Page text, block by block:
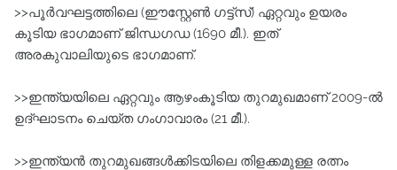
>>പൂര്‍വഘട്ടത്തിലെ (ഈസ്റ്റേണ്‍ ഗട്ട്‌സ്) ഏറ്റവും ഉയരം
കൂടിയ ഭാഗമാണ്‌ ജിന്ധഗഡ (1690 മീ.). ഇത്‌
അരകുവാലിയുടെ ഭാഗമാണ്‌.
>>ഇന്ത്യയിലെ ഏറ്റവും ആഴംകൂടിയ തുറമുഖമാണ്‌ 2009-ല്‍
ഉദ്ഘാടനം ചെയ്ത ഗംഗാവാരം (21 മീ.).
>>ഇന്ത്യന്‍ തുറമുഖങ്ങള്‍ക്കിടയിലെ തിളക്കമുള്ള രത്നം